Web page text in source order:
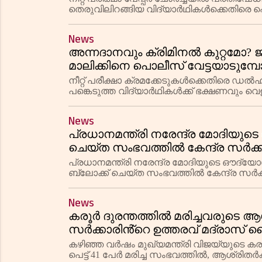
തെരുവിലിറങ്ങിയ
News
അന്നദാനവും ക്രിമിനൽ കുറ്റമോ?
മാലിക്കിനെ പൊലീസ്
നീറ്റ് പരീക്ഷാ ക്രമക്കേടുകൾക്കെതിരെ
പങ്കെടുത്ത വിദ്യാർഥികൾക്ക് ഭക്ഷണവും
News
പ്രധാനമന്ത്രി നരേന്ദ്ര
ചെയ്ത സംഭവത്തിൽ കേന്ദ്ര
പ്രധാനമന്ത്രി നരേന്ദ്ര മോദിയുടെ
ബ്ലോക്ക് ചെയ്ത സംഭവത്തിൽ കേന്ദ്ര
News
കരൂർ ദുരന്തത്തിൽ മരിച്ചവരുടെ
സർക്കാരിൻ്റെ ഉത്തരവ് മദ്രാസ്
കഴിഞ്ഞ വർഷം മുഖ്യമന്ത്രി വിജയ്‌യുടെ
പെട്ട് 41 പേർ മരിച്ച സംഭവത്തിൽ,